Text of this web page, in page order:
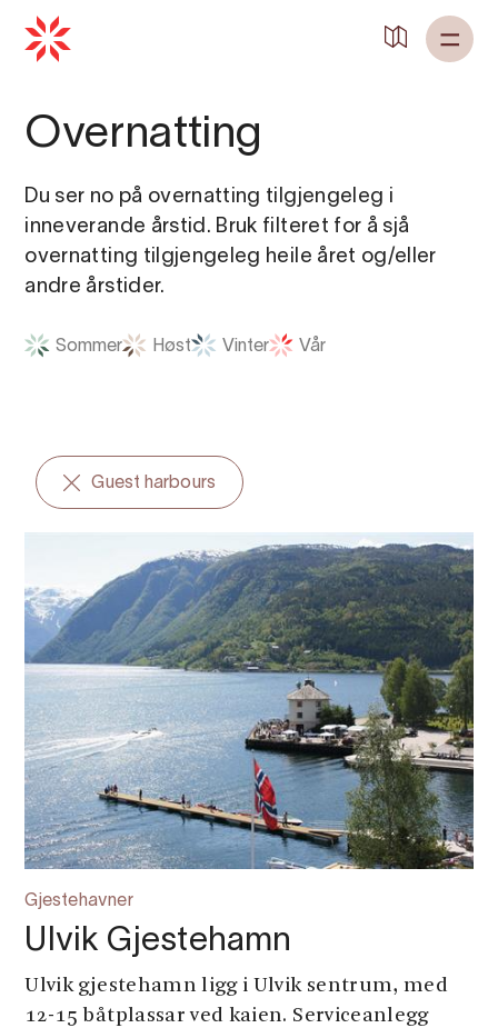
Overnatting
Du ser no på overnatting tilgjengeleg i
inneverande årstid. Bruk filteret for å sjå
overnatting tilgjengeleg heile året og/eller
andre årstider.
Sommer Høst Vinter Vår
Guest harbours
Gjestehavner
Ulvik Gjestehamn
Ulvik gjestehamn ligg i Ulvik sentrum, med
12-15 båtplassar ved kaien. Serviceanlegg